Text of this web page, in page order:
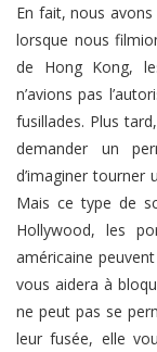
En fait, nous
lorsque nous
de Hong Kong,
n’avions pas
fusillades. Plus
demander un
d’imaginer tourner
Mais ce type de
Hollywood, les
américaine
vous aidera à
ne peut pas se
leur fusée, elle